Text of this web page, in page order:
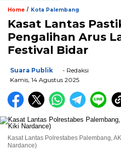
Home / Kota Palembang
Kasat Lantas
Pengalihan Arus
Festival Bidar
Suara Publik
- Redaksi
Kamis, 14 Agustus 2025
Kasat Lantas Polrestabes Palembang,
Nardance)